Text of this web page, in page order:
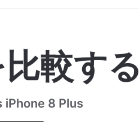
較する
iPhone 8 Plus